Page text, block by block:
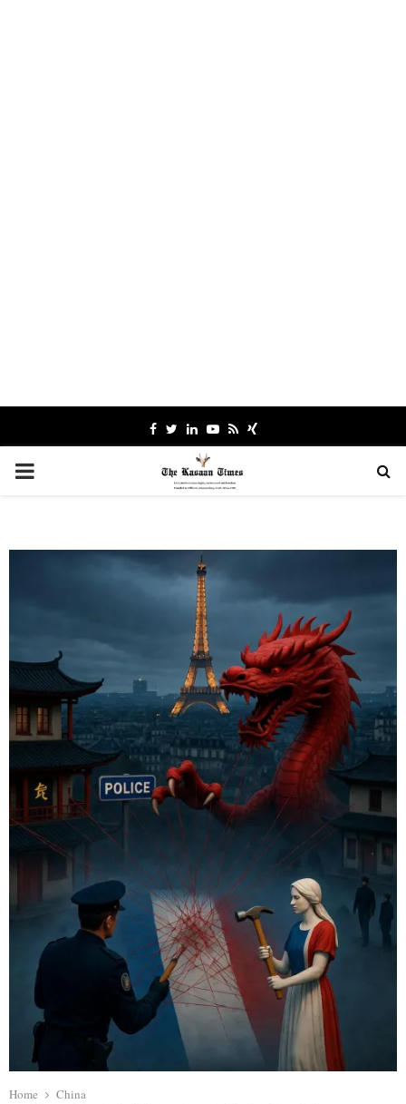
Facebook
TwitterLinkedinYoutube
RssXing
PRIMARY
Home
China